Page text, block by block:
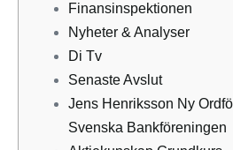
Finansinspektionen
Nyheter & Analyser
Di Tv
Senaste Avslut
Jens Henriksson Ny
Svenska Bankföreningen